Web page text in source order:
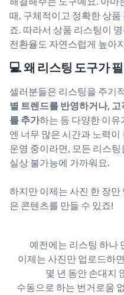
때, 구체적이고 정확한 상
죠. 따라서 상품 리스팅이
전환율도 자연스럽게 높아
💻 왜 리스팅 도구가
셀러분들은 리스팅을 주기
별 트렌드를 반영하거나,
를 추가하는 등 다양한 이유
엔 너무 많은 시간과 노력
운영 중이라면, 모든 리스
실상 불가능에 가까워요.
하지만 이제는 사진 한 장만
은 콘텐츠를 만들 수 있죠!
예전에는 리스팅 하나
이제는 사진만 업로드하면
몇 년 동안 손대지
수동으로 하는 번거로움